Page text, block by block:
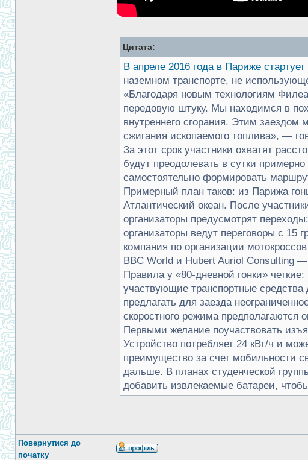
Цитата:
В апреле 2016 года в Париже стартует
наземном транспорте, не
«Благодаря новым технологиям
передовую штуку. Мы находимся в
внутреннего сгорания. Этим заездом
сжигания ископаемого топлива», —
За этот срок участники охватят
будут преодолевать в сутки
самостоятельно формировать
Примерный план таков: из Парижа
Атлантический океан. После
организаторы предусмотрят
организаторы ведут переговоры с 15
компания по организации
BBC World и Hubert Auriol Consulting
Правила у «80-дневной гонки»
участвующие транспортные
предлагать для заезда
скоростного режима
Первыми желание поучаствовать
Устройство потребляет 24 кВт/ч и
преимущество за счет мобильности
дальше. В планах студенческой
добавить извлекаемые батареи,
Повернутися до
початку